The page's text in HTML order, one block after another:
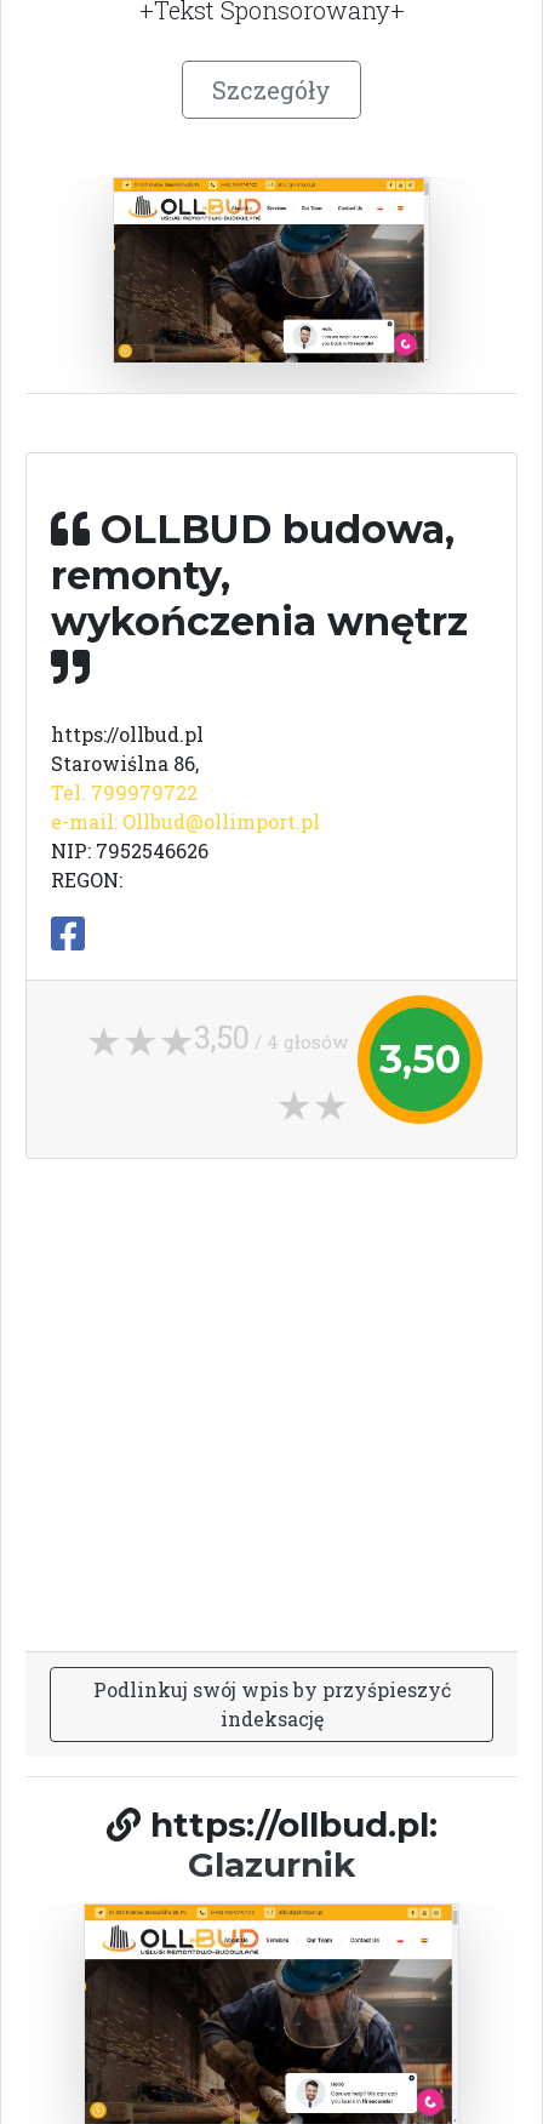
+Tekst Sponsorowany+
Szczegóły
OLLBUD budowa,
remonty,
wykończenia wnętrz
https://ollbud.pl
Starowiślna 86,
Tel. 799979722
e-mail: Ollbud@ollimport.pl
NIP: 7952546626
REGON:
3,50
3,50 / 4 głosów
Podlinkuj swój wpisby przyśpieszyć
indeksację
https://ollbud.pl:
Glazurnik